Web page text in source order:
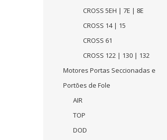
CROSS 5EH | 7E | 8E
CROSS 14 | 15
CROSS 61
CROSS 122 | 130 | 132
Motores Portas Seccionadas e
Portões de Fole
AIR
TOP
DOD